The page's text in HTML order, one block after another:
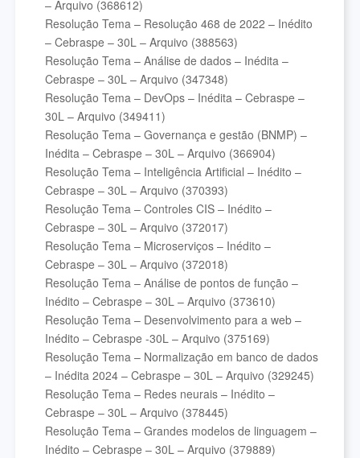
– Arquivo (368612)
Resolução Tema – Resolução 468 de 2022 – Inédito
– Cebraspe – 30L – Arquivo (388563)
Resolução Tema – Análise de dados – Inédita –
Cebraspe – 30L – Arquivo (347348)
Resolução Tema – DevOps – Inédita – Cebraspe –
30L – Arquivo (349411)
Resolução Tema – Governança e gestão (BNMP) –
Inédita – Cebraspe – 30L – Arquivo (366904)
Resolução Tema – Inteligência Artificial – Inédito –
Cebraspe – 30L – Arquivo (370393)
Resolução Tema – Controles CIS – Inédito –
Cebraspe – 30L – Arquivo (372017)
Resolução Tema – Microserviços – Inédito –
Cebraspe – 30L – Arquivo (372018)
Resolução Tema – Análise de pontos de função –
Inédito – Cebraspe – 30L – Arquivo (373610)
Resolução Tema – Desenvolvimento para a web –
Inédito – Cebraspe -30L – Arquivo (375169)
Resolução Tema – Normalização em banco de dados
– Inédita 2024 – Cebraspe – 30L – Arquivo (329245)
Resolução Tema – Redes neurais – Inédito –
Cebraspe – 30L – Arquivo (378445)
Resolução Tema – Grandes modelos de linguagem –
Inédito – Cebraspe – 30L – Arquivo (379889)